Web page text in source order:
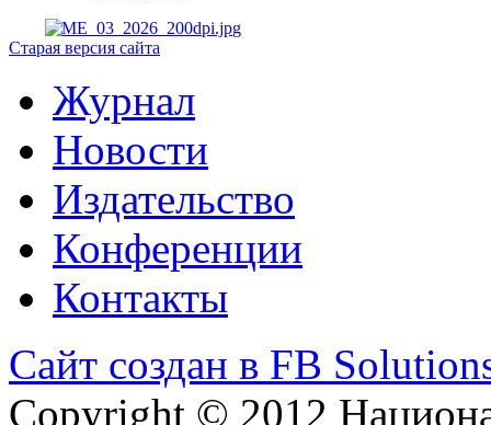
Старая версия сайта
Журнал
Новости
Издательство
Конференции
Контакты
Сайт создан в FB
Copyright © 2012